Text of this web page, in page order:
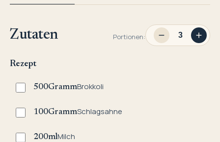
Zutaten Portionen:
Rezept
500GrammBrokkoli
100GrammSchlagsahne
200mlMilch